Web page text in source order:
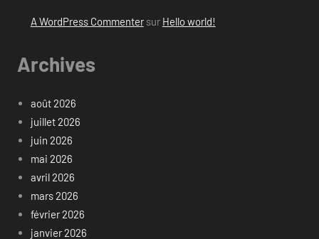
A WordPress Commentersur Hello world!
Archives
août 2026
juillet 2026
juin 2026
mai 2026
avril 2026
mars 2026
février 2026
janvier 2026